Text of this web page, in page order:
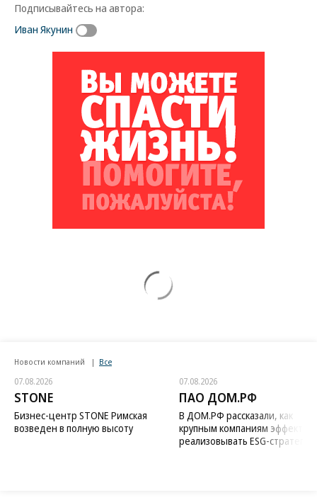
Подписывайтесь на автора:
Иван Якунин
Новости компаний Все
07.08.2026
STONE
Бизнес-центр STONE Римская
возведен в полную высоту
07.08.2026
ПАО ДОМ.РФ
В ДОМ.РФ рассказали, как
крупным компаниям
реализовывать ESG-стратегию